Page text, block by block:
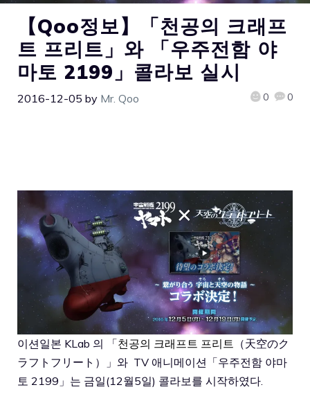
【Qoo정보】「천공의 크래프
트 프리트」와 「우주전함 야
마토 2199」콜라보 실시
2016-12-05 by Mr. Qoo 0 0
이션일본 KLab 의 「천공의 크래프트 프리트 （天空のク
ラフトフリート）」와 TV 애니메이션「우주전함 야마
토 2199」는 금일(12월5일) 콜라보를 시작하였다.